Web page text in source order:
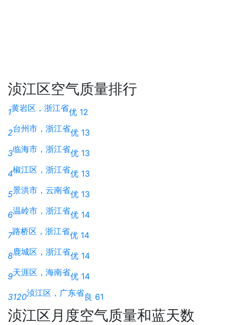
浈江区空气质量排行
1黄岩区，浙江省优 12
2台州市，浙江省优 13
3临海市，浙江省优 13
4椒江区，浙江省优 13
5景洪市，云南省优 13
6温岭市，浙江省优 14
7路桥区，浙江省优 14
8鹿城区，浙江省优 14
9天涯区，海南省优 14
3120浈江区，广东省良 61
浈江区月度空气质量和蓝天数